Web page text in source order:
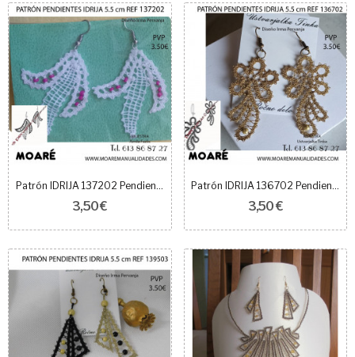
Patrón IDRIJA 137202 Pendientes - 5,5 cm
3,50 €
Patrón IDRIJA 136702 Pendientes - 5,5 cm
3,50 €